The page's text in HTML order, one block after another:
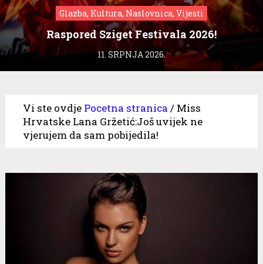
Glazba, Kultura, Naslovnica, Vijesti
Raspored Sziget Festivala 2026!
11. SRPNJA 2026.
Vi ste ovdje Pocetna stranica / Miss
Hrvatske Lana Gržetić:Još uvijek ne
vjerujem da sam pobijedila!